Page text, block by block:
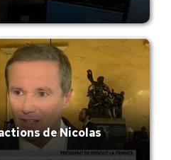
de Nicolas